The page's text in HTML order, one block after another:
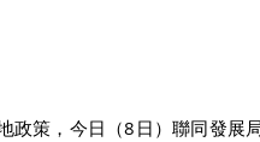
政策，今日（8日）聯同發展